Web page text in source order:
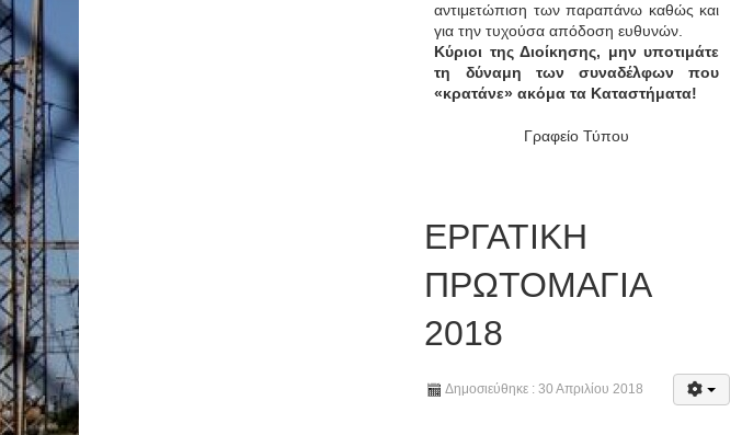
αντιμετώπιση των παραπάνω καθώς και
για την τυχούσα απόδοση ευθυνών.
Κύριοι της Διοίκησης, μην υποτιμάτε
τη δύναμη των συναδέλφων που
«κρατάνε» ακόμα τα Καταστήματα!
Γραφείο Τύπου
ΕΡΓΑΤΙΚΗ
ΠΡΩΤΟΜΑΓΙΑ
2018
Δημοσιεύθηκε : 30 Απριλίου 2018